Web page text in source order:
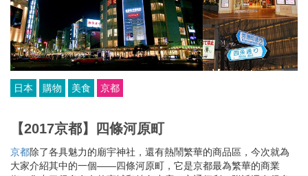
日本 購物 美食 京都
【2017京都】四條河原町
京都除了各具魅力的廟宇神社，還有熱鬧繁華的商品區，今次就為
大家介紹其中的一個——四條河原町，它是京都最為繁華的商業